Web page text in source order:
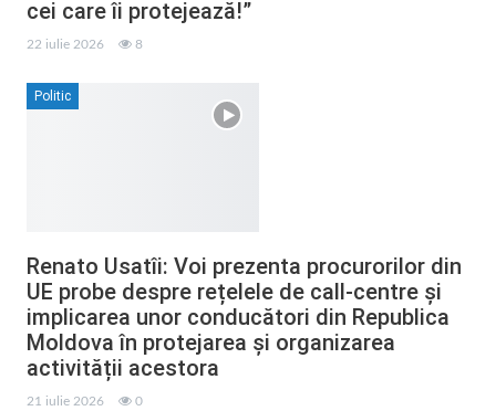
cei care îi protejează!”
22 iulie 2026 8
Politic
Renato Usatîi: Voi prezenta procurorilor din
UE probe despre rețelele de call-centre și
implicarea unor conducători din Republica
Moldova în protejarea și organizarea
activității acestora
21 iulie 2026 0